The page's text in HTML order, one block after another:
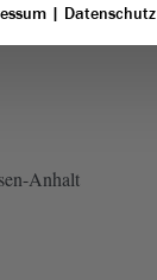
Anhalt
| Datenschutz